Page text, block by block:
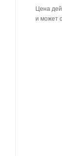
Цена
и может